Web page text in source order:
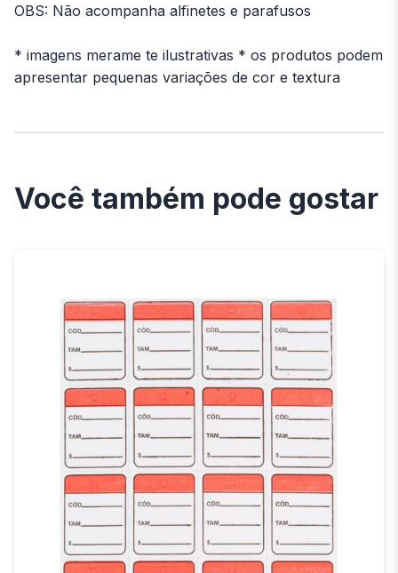
OBS: Não acompanha alfinetes e parafusos
* imagens merame te ilustrativas * os produtos podem
apresentar pequenas variações de cor e textura
Você também pode gostar